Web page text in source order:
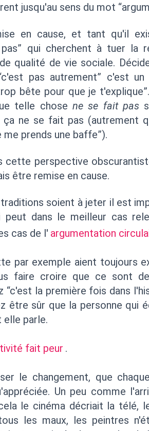
jusqu'au sens du mot
en cause, et tant qu'il
qui cherchent à tuer la
qualité de vie sociale.
pas autrement” c'est un
bête pour que je
telle chosene se fait pas
ne se fait pas (autrement
prends une baffe”).
perspective
être remise en cause.
soient à jeter il est
dans le meilleur cas
cas de l' argumentation
par exemple aient toujours
faire croire que ce sont
“c'est la première fois dans
être sûr que la personne qui
elle parle.
fait peur .
le changement, que
Un peu comme
le cinéma décriait la télé,
les maux, les peintres